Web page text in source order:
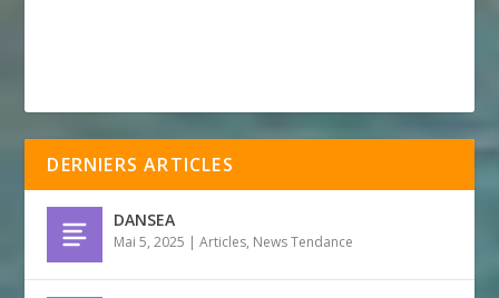
DERNIERS ARTICLES
DANSEA
Mai 5, 2025 |Articles, News Tendance